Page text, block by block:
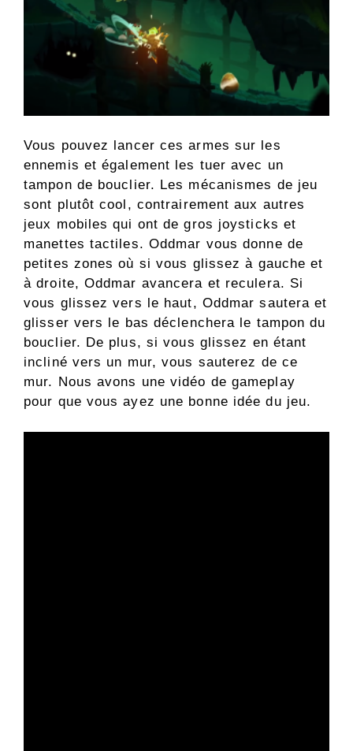
Vous pouvez lancer ces armes sur les
ennemis et également les tuer avec un
tampon de bouclier. Les mécanismes de jeu
sont plutôt cool, contrairement aux autres
jeux mobiles qui ont de gros joysticks et
manettes tactiles. Oddmar vous donne de
petites zones où si vous glissez à gauche et
à droite, Oddmar avancera et reculera. Si
vous glissez vers le haut, Oddmar sautera et
glisser vers le bas déclenchera le tampon du
bouclier. De plus, si vous glissez en étant
incliné vers un mur, vous sauterez de ce
mur. Nous avons une vidéo de gameplay
pour que vous ayez une bonne idée du jeu.